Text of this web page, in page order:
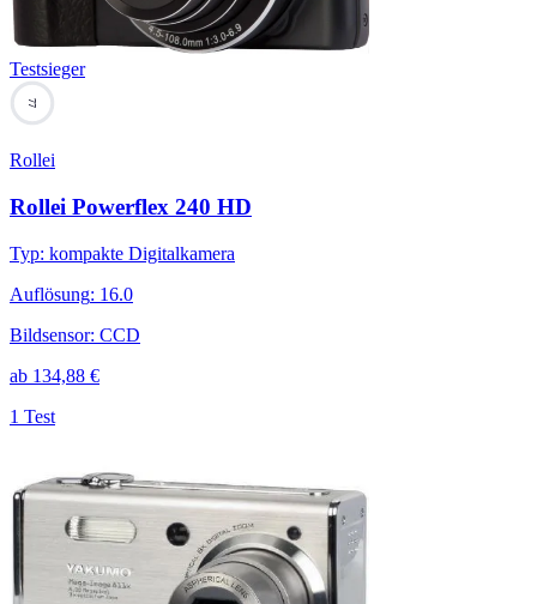
Testsieger
77
Rollei
Rollei Powerflex 240 HD
Typ: kompakte Digitalkamera
Auflösung: 16.0
Bildsensor: CCD
ab 134,88 €
1 Test